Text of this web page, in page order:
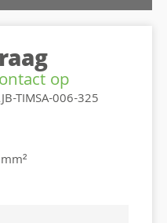
op
TIMSA-006-325